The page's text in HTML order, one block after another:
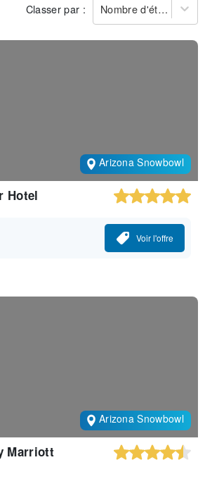
Classer par : Nombre d'étoiles
Arizona Snowbowl
Hotel
Voir l'offre
Arizona Snowbowl
Marriott